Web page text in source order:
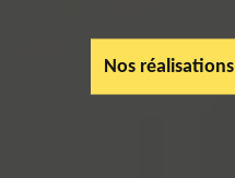
Nos réalisations